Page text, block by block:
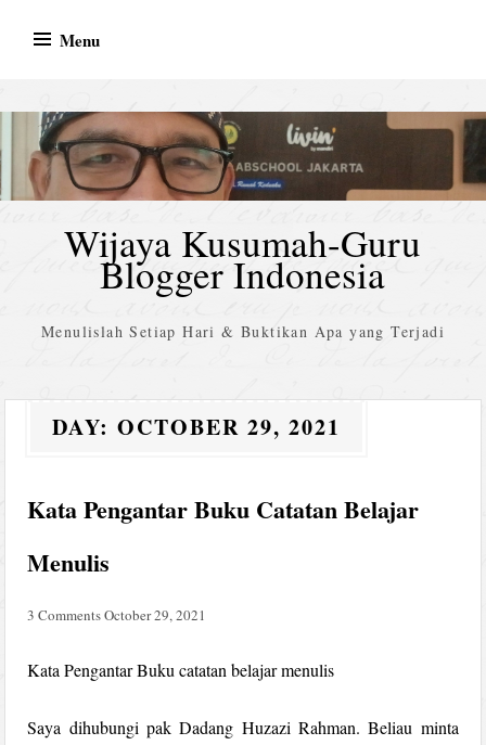
Menu
Wijaya Kusumah-Guru
Blogger Indonesia
Menulislah Setiap Hari & Buktikan Apa yang Terjadi
DAY:OCTOBER 29, 2021
Kata Pengantar Buku Catatan Belajar
Menulis
3 CommentsOctober 29, 2021
Kata Pengantar Buku catatan belajar menulis
Saya dihubungi pak Dadang Huzazi Rahman. Beliau minta